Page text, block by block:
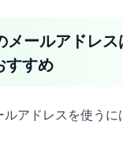
メールアドレ
すすめ
アドレスを使う